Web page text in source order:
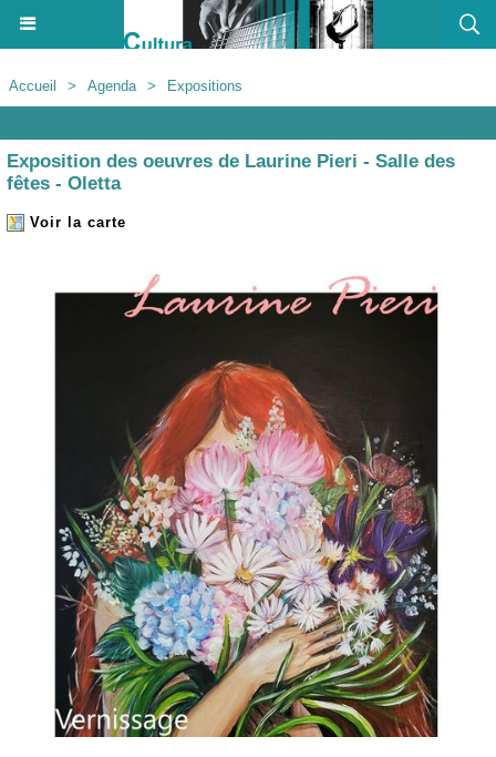
Accueil > Agenda > Expositions
Exposition des oeuvres de Laurine Pieri - Salle des
fêtes - Oletta
Voir la carte